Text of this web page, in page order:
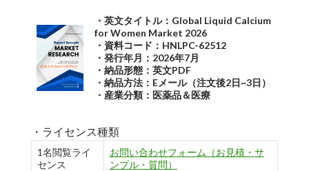
・英文タイトル：Global Liquid Calcium
for Women Market 2026
・資料コード：HNLPC-62512
・発行年月：2026年7月
・納品形態：英文PDF
・納品方法：Eメール（注文後2日~3日）
・産業分類：医薬品＆医療
・ライセンス種類
1名閲覧ライ
センス
お問い合わせフォーム（お見積・サ
ンプル・質問）